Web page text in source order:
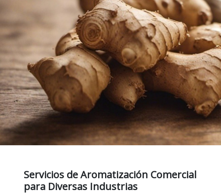
Servicios de Aromatización Comercial
para Diversas Industrias